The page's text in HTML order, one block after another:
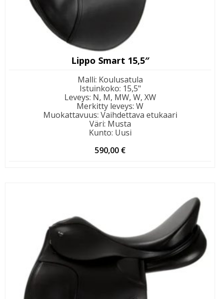
Lippo Smart 15,5″
Malli: Koulusatula
Istuinkoko: 15,5"
Leveys: N, M, MW, W, XW
Merkitty leveys: W
Muokattavuus: Vaihdettava etukaari
Väri: Musta
Kunto: Uusi
590,00 €